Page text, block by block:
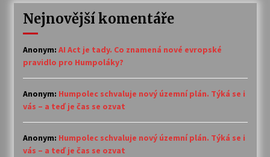
Nejnovější komentáře
Anonym: AI Act je tady. Co znamená nové evropské
pravidlo pro Humpoláky?
Anonym: Humpolec schvaluje nový územní plán. Týká se i
vás – a teď je čas se ozvat
Anonym: Humpolec schvaluje nový územní plán. Týká se i
vás – a teď je čas se ozvat